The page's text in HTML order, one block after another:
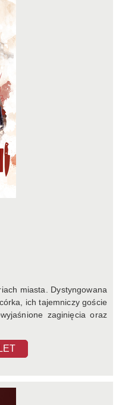
miasta. Dystyngowana
ich tajemniczy goście
zaginięcia oraz